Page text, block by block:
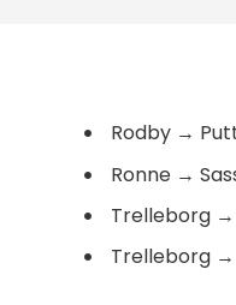
Rodby →
Ronne →
Trelleborg →
Trelleborg →